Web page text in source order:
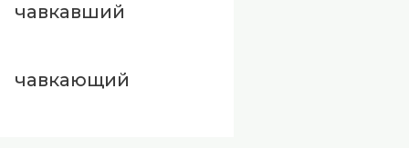
чавкавший
чавкающий